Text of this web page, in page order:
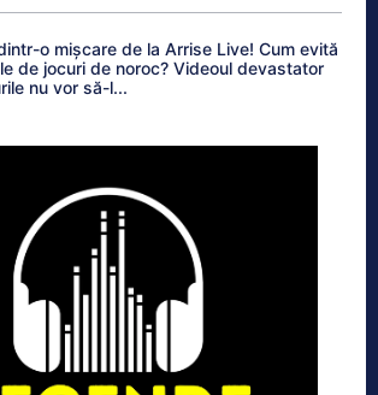
o mișcare de la Arrise Live! Cum evită
de jocuri de noroc? Videoul devastator
nu vor să-l...